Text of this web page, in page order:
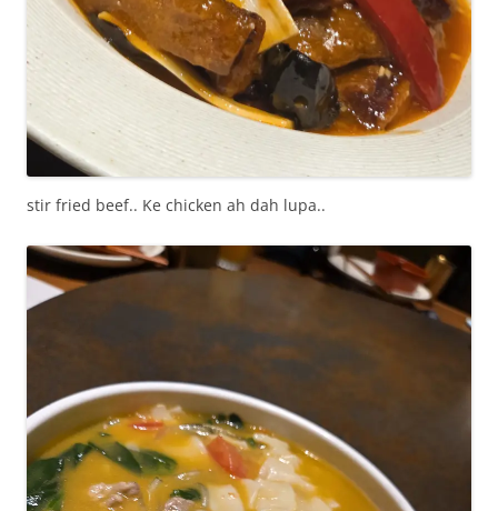
stir fried beef.. Ke chicken ah dah lupa..